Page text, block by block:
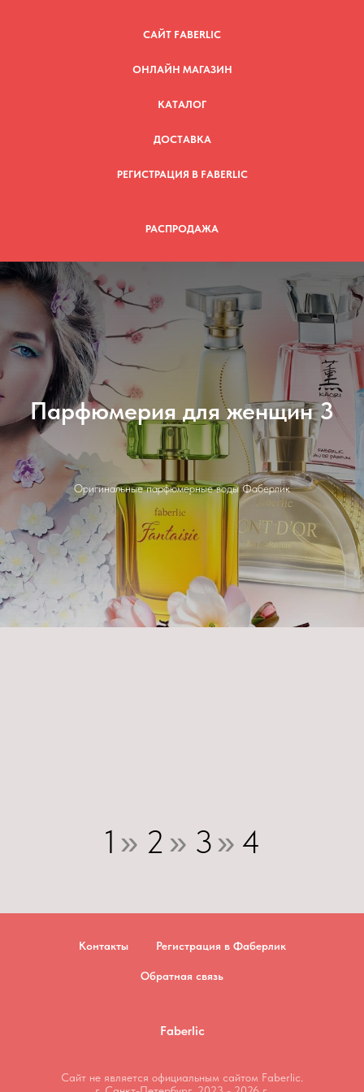
САЙТ FABERLIC
ОНЛАЙН МАГАЗИН
КАТАЛОГ
ДОСТАВКА
РЕГИСТРАЦИЯ В FABERLIC
РАСПРОДАЖА
Парфюмерия для женщин 3
Оригинальные парфюмерные воды Фаберлик
1 » 2 » 3» 4
Контакты Регистрация в Фаберлик
Обратная связь
Faberlic
Сайт не является официальным сайтом Faberlic.